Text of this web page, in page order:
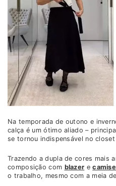
Na temporada de outono e
calça é um ótimo aliado –
se tornou indispensável no
Trazendo a dupla de cores mais
composição com blazer e
o trabalho, mesmo com a meia